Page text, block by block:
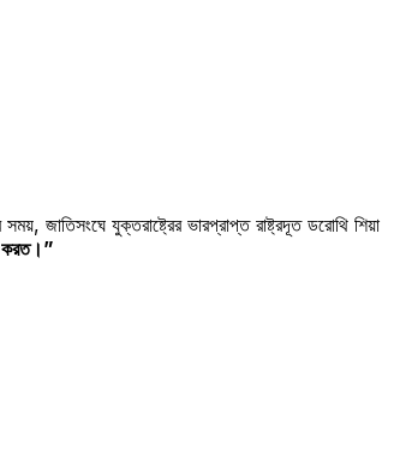
জাতিসংঘে যুক্তরাষ্ট্রের ভারপ্রাপ্ত রাষ্ট্রদূত ডরোথি শিয়া
করত।”